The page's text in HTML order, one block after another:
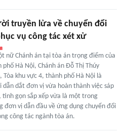
truyền lửa về chuyển đổi
vụ công tác xét xử
nữ Chánh án tại tòa án trọng điểm của
phố Hà Nội, Chánh án Đỗ Thị Thúy
Tòa khu vực 4, thành phố Hà Nội là
dẫn dắt đơn vị vừa hoàn thành việc sáp
tinh gọn sắp xếp vừa là một trong
đơn vị dẫn đầu về ứng dụng chuyển đổi
công tác ngành tòa án.